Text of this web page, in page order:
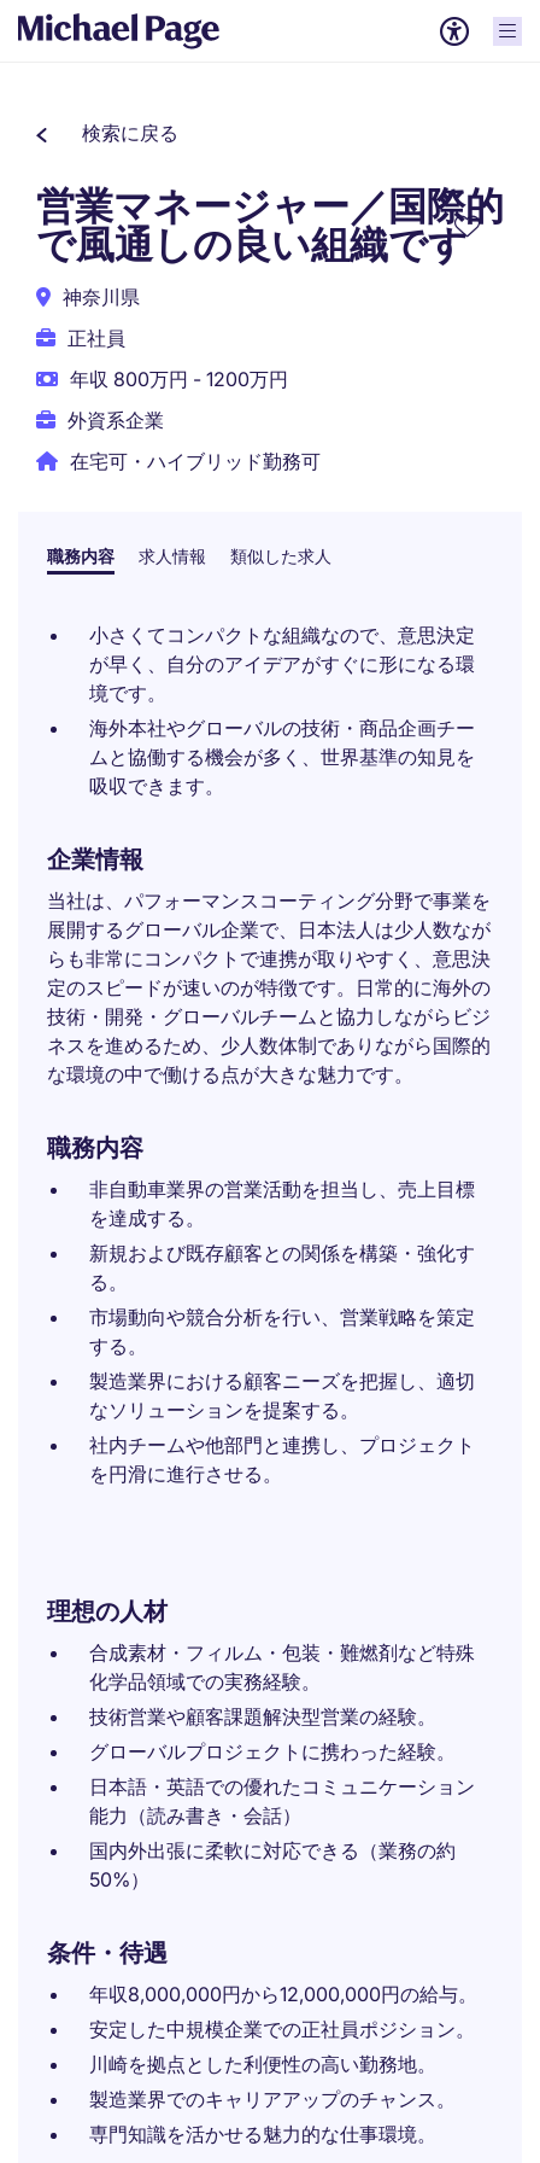
検索に戻る
営業マネージャー／国際的
で風通しの良い組織です
神奈川県
正社員
年収 800万円 - 1200万円
外資系企業
在宅可・ハイブリッド勤務可
職務内容 求人情報 類似した求人
小さくてコンパクトな組織なので、意思決定
が早く、自分のアイデアがすぐに形になる環
境です。
海外本社やグローバルの技術・商品企画チー
ムと協働する機会が多く、世界基準の知見を
吸収できます。
企業情報
当社は、パフォーマンスコーティング分野で事業を
展開するグローバル企業で、日本法人は少人数なが
らも非常にコンパクトで連携が取りやすく、意思決
定のスピードが速いのが特徴です。日常的に海外の
技術・開発・グローバルチームと協力しながらビジ
ネスを進めるため、少人数体制でありながら国際的
な環境の中で働ける点が大きな魅力です。
職務内容
非自動車業界の営業活動を担当し、売上目標
を達成する。
新規および既存顧客との関係を構築・強化す
る。
市場動向や競合分析を行い、営業戦略を策定
する。
製造業界における顧客ニーズを把握し、適切
なソリューションを提案する。
社内チームや他部門と連携し、プロジェクト
を円滑に進行させる。
理想の人材
合成素材・フィルム・包装・難燃剤など特殊
化学品領域での実務経験。
技術営業や顧客課題解決型営業の経験。
グローバルプロジェクトに携わった経験。
日本語・英語での優れたコミュニケーション
能力（読み書き・会話）
国内外出張に柔軟に対応できる（業務の約
50%）
条件・待遇
年収8,000,000円から12,000,000円の給与。
安定した中規模企業での正社員ポジション。
川崎を拠点とした利便性の高い勤務地。
製造業界でのキャリアアップのチャンス。
専門知識を活かせる魅力的な仕事環境。